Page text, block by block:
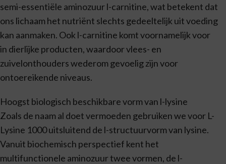
semi-essentiële aminozuur l-carnitine, wat betekent dat
ons lichaam het nutriënt slechts gedeeltelijk uit voeding
kan aanmaken. Ook l-carnitine komt voornamelijk voor
in dierlijke producten, waardoor vlees- en
zuivelonthouders wederom gevoelig zijn voor
ontoereikende niveaus.
Hoogst biologisch beschikbare vorm van l-lysine
Zoals de naam al doet vermoeden gebruiken we voor L-
Lysine 1000 uitsluitend de l-structuurvorm van lysine.
Vanuit biochemisch perspectief kent het
multifunctionele aminozuur twee vormen, de l-